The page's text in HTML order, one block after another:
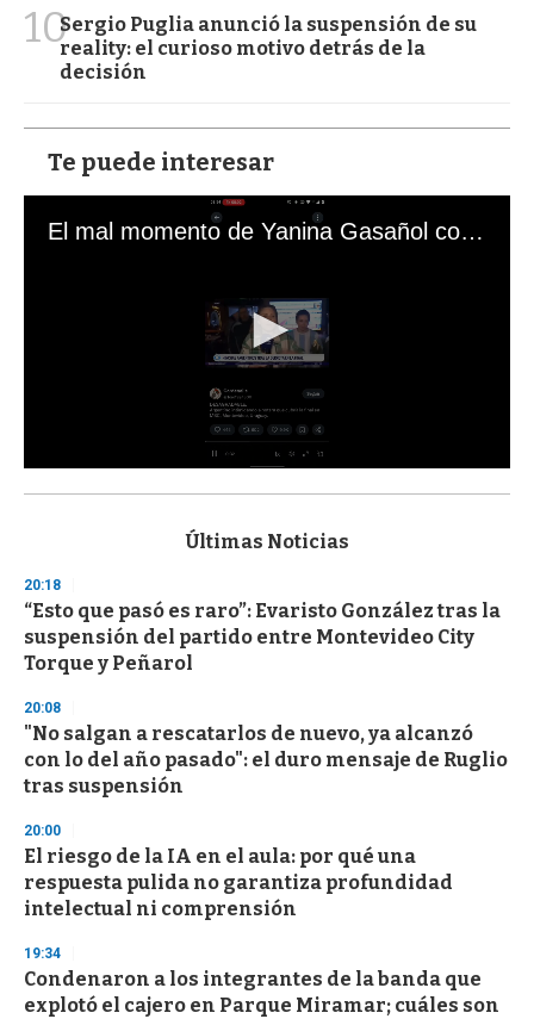
10Sergio Puglia anunció la suspensión de su
reality: el curioso motivo detrás de la
decisión
Te puede interesar
El mal momento de Yanina Gasañol con un hincha argentino en "Subrayado"
s
d
s
o
f
3
s
e
o
n
Últimas Noticias
20:18
“Esto que pasó es raro”: Evaristo González tras la
suspensión del partido entre Montevideo City
Torque y Peñarol
20:08
"No salgan a rescatarlos de nuevo, ya alcanzó
con lo del año pasado": el duro mensaje de Ruglio
tras suspensión
20:00
El riesgo de la IA en el aula: por qué una
respuesta pulida no garantiza profundidad
intelectual ni comprensión
19:34
Condenaron a los integrantes de la banda que
explotó el cajero en Parque Miramar; cuáles son